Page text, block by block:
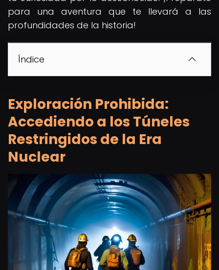
para una aventura que te llevará a las
profundidades de la historia!
Índice
Exploración Prohibida:
Accediendo a los Túneles
Restringidos de la Era
Nuclear